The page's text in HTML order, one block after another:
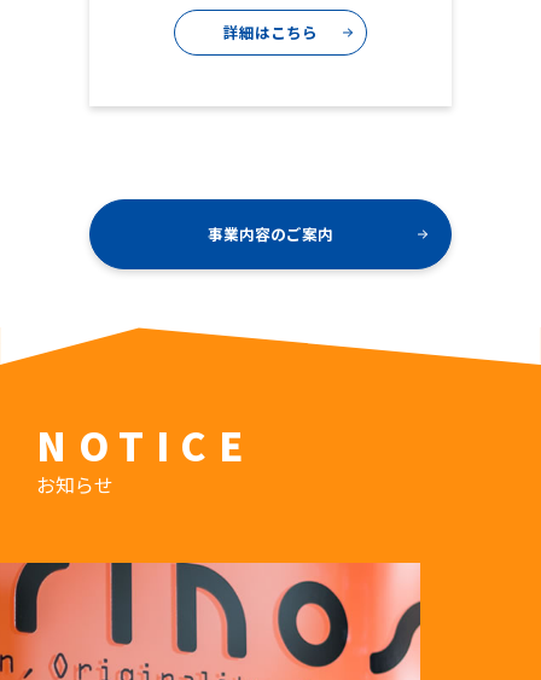
詳細はこちら
事業内容のご案内
NOTICE
お知らせ